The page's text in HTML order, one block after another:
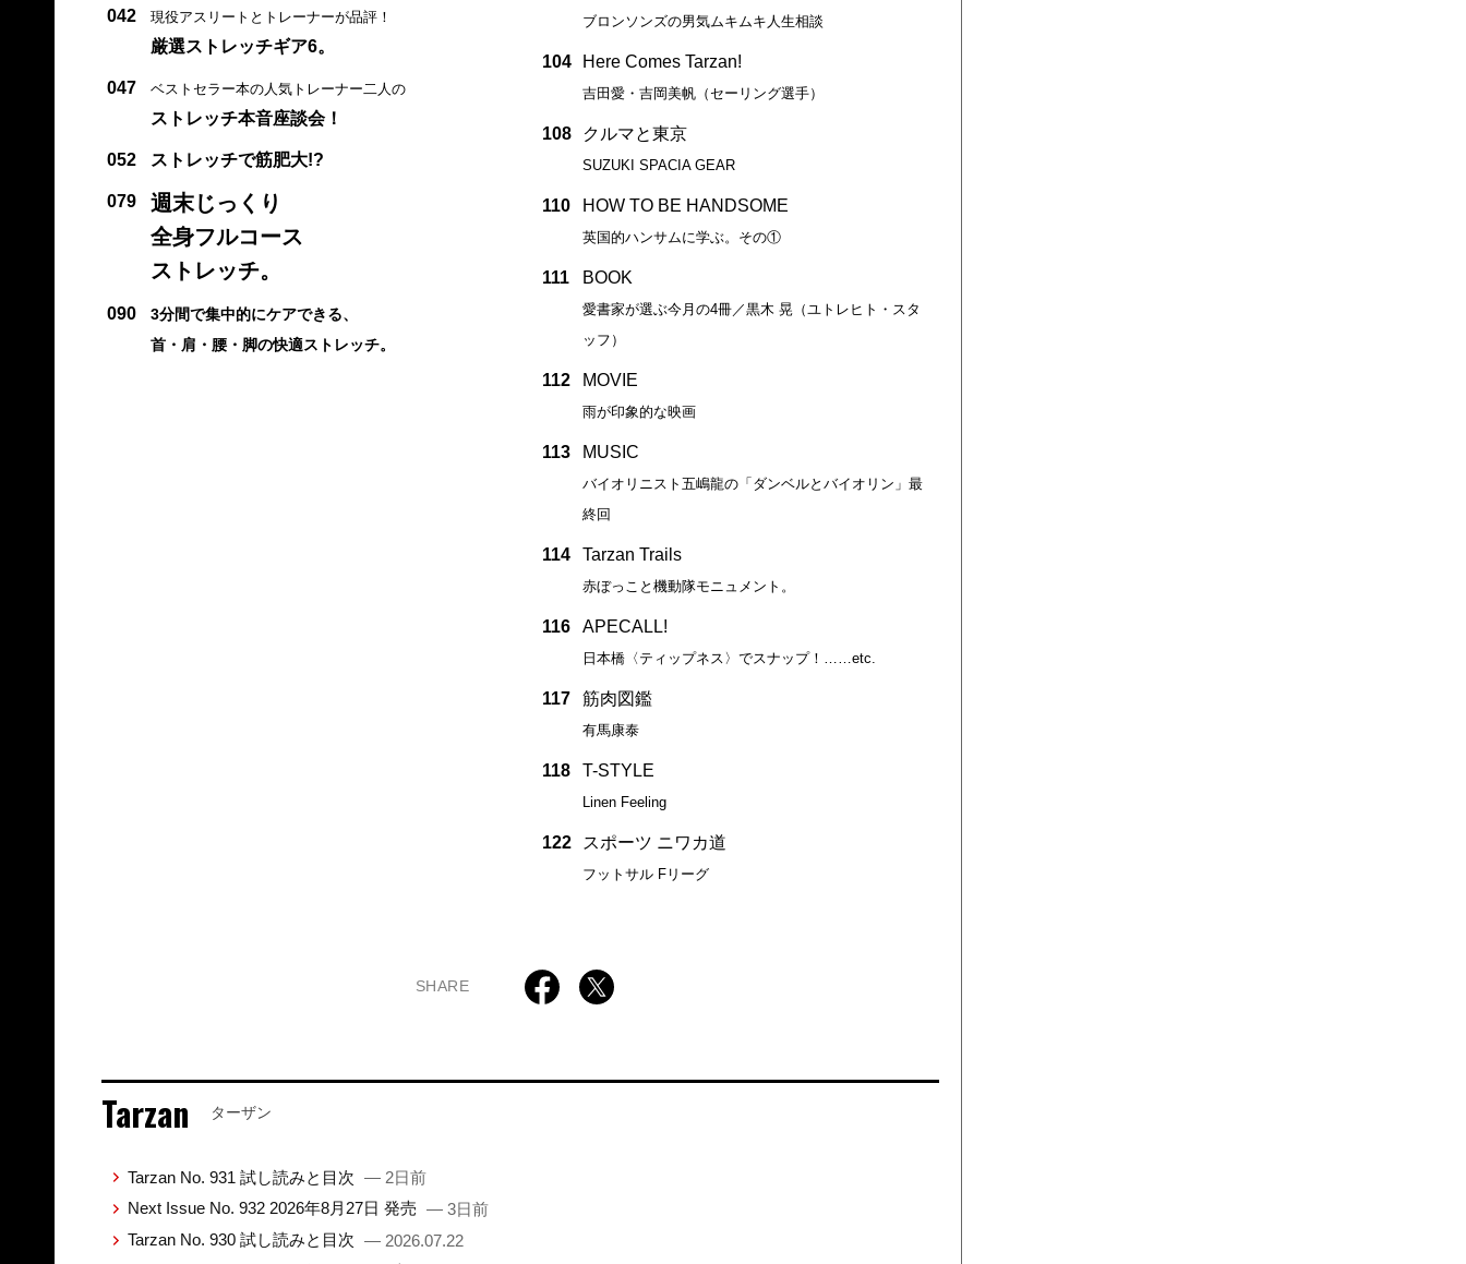
042 現役アスリートとトレーナーが品評！
厳選ストレッチギア6。
047 ベストセラー本の人気トレーナー二人の
ストレッチ本音座談会！
052 ストレッチで筋肥大!?
079
週末じっくり
全身フルコース
ストレッチ。
090
3分間で集中的にケアできる、
首・肩・腰・脚の快適ストレッチ。
ブロンソンズの男気ムキムキ人生相談
104 Here Comes Tarzan!
吉田愛・吉岡美帆（セーリング選手）
108 クルマと東京
SUZUKI SPACIA GEAR
110 HOW TO BE HANDSOME
英国的ハンサムに学ぶ。その①
111 BOOK
愛書家が選ぶ今月の4冊／黒木 晃（ユトレヒト・スタ
ッフ）
112 MOVIE
雨が印象的な映画
113 MUSIC
バイオリニスト五嶋龍の「ダンベルとバイオリン」最
終回
114 Tarzan Trails
赤ぼっこと機動隊モニュメント。
116 APECALL!
日本橋〈ティップネス〉でスナップ！……etc.
117 筋肉図鑑
有馬康泰
118 T-STYLE
Linen Feeling
122 スポーツ ニワカ道
フットサル Fリーグ
SHARE
Tarzan ターザン
Tarzan No. 931 試し読みと目次 — 2日前
Next Issue No. 932 2026年8月27日 発売 — 3日前
Tarzan No. 930 試し読みと目次 — 2026.07.22